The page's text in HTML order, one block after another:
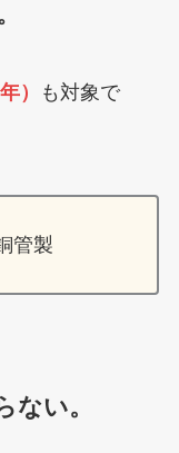
）
も対象で
管製
ない。